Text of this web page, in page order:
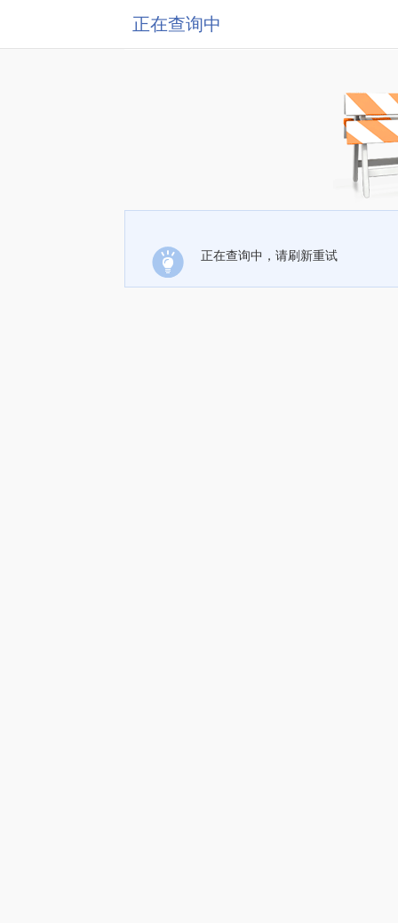
正在查询中
正在查询中，请刷新重试